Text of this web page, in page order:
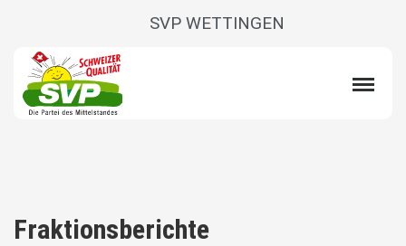
SVP WETTINGEN
Fraktionsberichte